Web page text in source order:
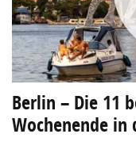
Berlin – Die 11
Wochenende